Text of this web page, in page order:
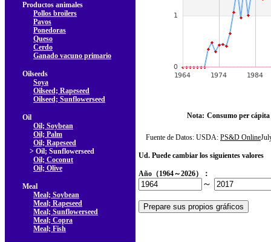
Productos animales
Pollos broilers
Pavos
Ponedoras
Queso
Cerdo
Ganado vacuno primario
Oilseeds
Soya
Oilseed; Rapeseed
Oilseed; Sunflowerseed
Oil
Oil; Soybean
Oil; Palm
Oil; Rapeseed
> Oil; Sunflowerseed
Oil; Coconut
Oil; Olive
Meal
Meal; Soybean
Meal; Rapeseed
Meal; Sunflowerseed
Meal; Copra
Meal; Fish
Nota: Consumo per cápita
Fuente de Datos: USDA: PS&D Online
Ud. Puede cambiar los siguientes valores
Año（1964～2026）：
～